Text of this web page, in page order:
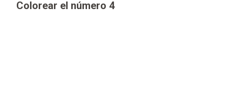
Colorear el número 4